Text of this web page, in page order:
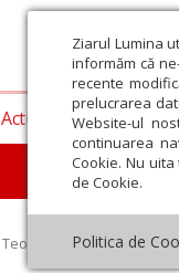
Ziarul Lumina
informăm că
recente
prelucrarea
Website-ul
continuarea
Cookie. Nu
de Cookie.
Politica de
Actualitate religioasă
Apostolul zilei
Teologie și spiritualitate ›